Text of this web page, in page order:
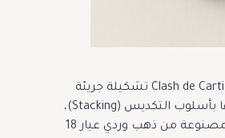
تضمّ مجموعة خواتم Clash de Cartier تشكيلة جريئة
ومتناسقة يمكن ارتداؤها بأسلوب التكديس (Stacking)،
حيث تأتي جميع القطع مصنوعة من ذهب وردي عيار 18